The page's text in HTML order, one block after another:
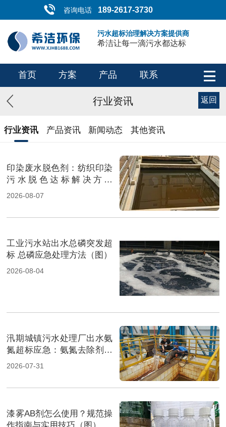
咨询电话 189-2617-3730
污水超标治理解决方案提供商
希洁让每一滴污水都达标
首页 方案 产品 联系
行业资讯 返回
行业资讯 产品资讯 新闻动态 其他资讯
印染废水脱色剂：纺织印染
污水脱色达标解决方案
（图）
2026-08-07
工业污水站出水总磷突发超
标 总磷应急处理方法（图）
2026-08-04
汛期城镇污水处理厂出水氨
氮超标应急：氨氮去除剂投
加方法及实操指南（图）
2026-07-31
漆雾AB剂怎么使用？规范操